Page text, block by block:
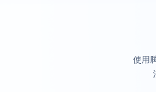
使用